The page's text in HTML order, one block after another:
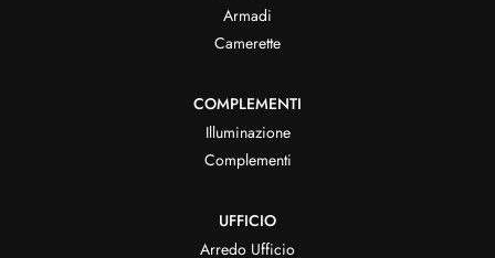
Armadi
Camerette
COMPLEMENTI
Illuminazione
Complementi
UFFICIO
Arredo Ufficio